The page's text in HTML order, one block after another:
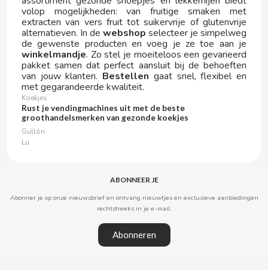
GATORADE
GIZEH
GLOBAL FOOD
GRANHS KONFEKTYR
GREFUSA
volop mogelijkheden: van fruitige smaken met
extracten van vers fruit tot suikervrije of glutenvrije
alternatieven. In de webshop selecteer je simpelweg
de gewenste producten en voeg je ze toe aan je
winkelmandje. Zo stel je moeiteloos een gevarieerd
pakket samen dat perfect aansluit bij de behoeften
van jouw klanten. Bestellen gaat snel, flexibel en
met gegarandeerde kwaliteit.
Koekjes
Rust je vendingmachines uit met de beste
groothandelsmerken van gezonde koekjes
Gullón
Lu
ABONNEER JE
Abonner je op onze nieuwsbrief en ontvang nieuwtjes en exclusieve aanbiedingen
rechtstreeks in je e-mail.
Abonneren